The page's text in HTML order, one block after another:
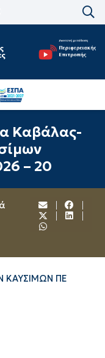
Καβάλας-
– 20
ΚΑΥΣΙΜΩΝ ΠΕ